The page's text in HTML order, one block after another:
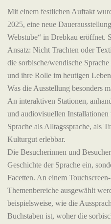
Mit einem festlichen Auftakt
2025, eine neue
Webstube“ in Drebkau eröffnet.
Ansatz: Nicht Trachten oder
die sorbische/wendische
und ihre Rolle im heutigen
Was die Ausstellung besonders
An interaktiven Stationen,
und audiovisuellen
Sprache als Alltagssprache, als
Kulturgut erlebbar.
Die Besucherinnen und
Geschichte der Sprache ein,
Facetten. An einem
Themenbereiche ausgewählt
beispielsweise, wie die
Buchstaben ist, woher die